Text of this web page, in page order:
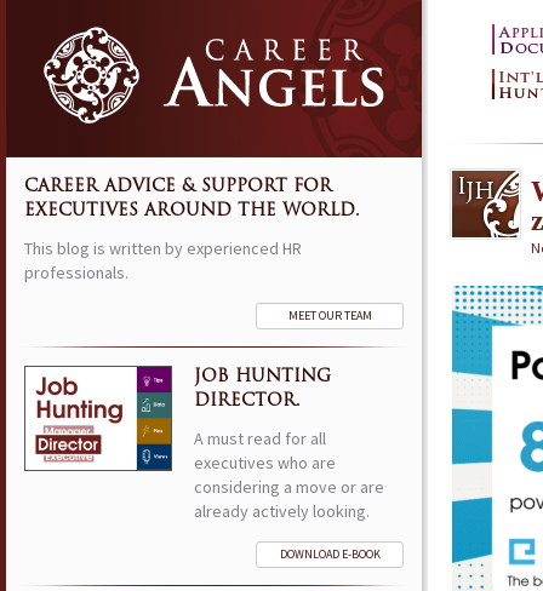
CAREER ADVICE & SUPPORT FOR
EXECUTIVES AROUND THE WORLD.
This blog is written by experienced HR
professionals.
MEET OUR TEAM
JOB HUNTING
DIRECTOR.
A must read for all
executives who are
considering a move or are
already actively looking.
DOWNLOAD E-BOOK